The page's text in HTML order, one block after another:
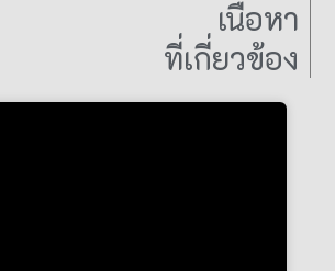
เนื้อหา
ที่เกี่ยวข้อง